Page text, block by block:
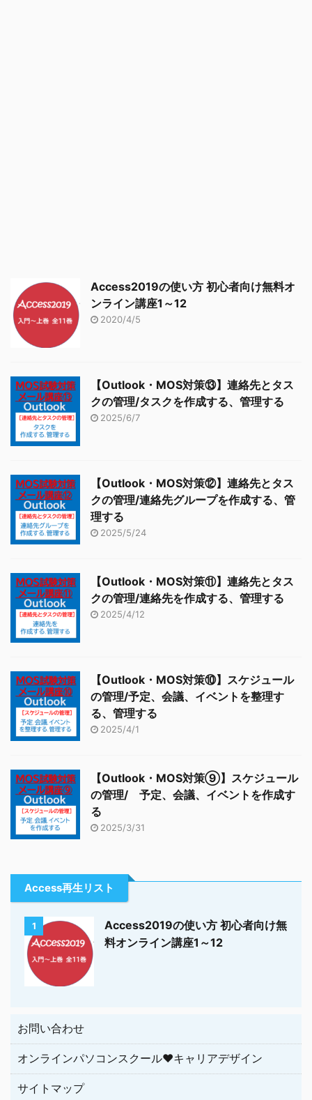
Access2019の使い方 初心者向け無料オ
ンライン講座1～12
2020/4/5
【Outlook・MOS対策⑬】連絡先とタス
クの管理/タスクを作成する、管理する
2025/6/7
【Outlook・MOS対策⑫】連絡先とタス
クの管理/連絡先グループを作成する、管
理する
2025/5/24
【Outlook・MOS対策⑪】連絡先とタス
クの管理/連絡先を作成する、管理する
2025/4/12
【Outlook・MOS対策⑩】スケジュール
の管理/予定、会議、イベントを整理す
る、管理する
2025/4/1
【Outlook・MOS対策⑨】スケジュール
の管理/ 予定、会議、イベントを作成す
る
2025/3/31
Access再生リスト
1
Access2019の使い方 初心者向け無
料オンライン講座1～12
お問い合わせ
オンラインパソコンスクール♥キャリアデザイン
サイトマップ